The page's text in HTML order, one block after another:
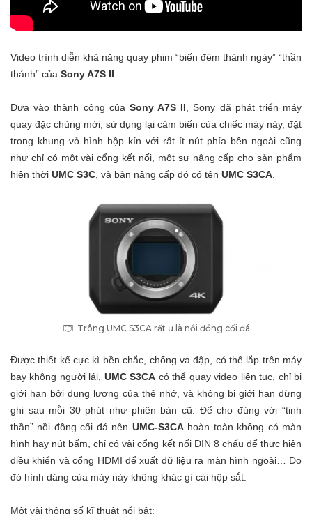
Video trình diễn khả năng quay phim “biến đêm thành ngày” “thần
thánh” của Sony A7S II
Dựa vào thành công của Sony A7S II , Sony đã phát triển máy
quay đặc chủng mới, sử dụng lại cảm biến của chiếc máy này, đặt
trong khung vỏ hình hộp kín với rất ít nút phía bên ngoài cũng
như chỉ có một vài cổng kết nối, một sự nâng cấp cho sản phẩm
hiện thời UMC S3C , và bản nâng cấp đó có tên UMC S3CA
Trông UMC S3CA rất ư là nồi đồng cối đá
Được thiết kế cực kì bền chắc, chống va đập, có thể lắp trên máy
bay không người lái, UMC S3CA có thể quay video liên tục, chỉ bị
giới hạn bởi dung lượng của thẻ nhớ, và không bị giới hạn dừng
ghi sau mỗi 30 phút như phiên bản cũ. Để cho đúng với “tinh
thần” nồi đồng cối đá nên UMC-S3CAhoàn toàn không có màn
hình hay nút bấm, chỉ có vài cổng kết nối DIN 8 chấu để thực hiện
điều khiển và cổng HDMI để xuất dữ liệu ra màn hình ngoài… Do
đó hình dáng của máy này không khác gì cái hộp sắt.
Một vài thông số kĩ thuật nổi bật: